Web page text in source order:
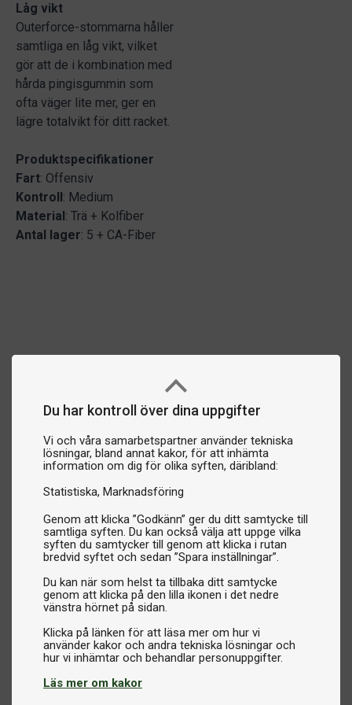
Du har kontroll över dina uppgifter
Vi och våra samarbetspartner använder tekniska
lösningar, bland annat kakor, för att inhämta
information om dig för olika syften, däribland:
Statistiska Marknadsföring
Genom att klicka ”Godkänn” ger du ditt samtycke till
samtliga syften. Du kan också välja att uppge vilka
syften du samtycker till genom att klicka i rutan
bredvid syftet och sedan ”Spara inställningar”.
Du kan när som helst ta tillbaka ditt samtycke
genom att klicka på den lilla ikonen i det nedre
vänstra hörnet på sidan.
Klicka på länken för att läsa mer om hur vi
använder kakor och andra tekniska lösningar och
Läs mer om kakor
Låg vikt
Outerforce-stommarna håller
samtliga en låg vikt, vilket
gör att de i kombination med
hårda pingisgummin som
ofta väger lite mer, ger en
lägre totalvikt för ditt racket.
Produktspecifikationer
Fart: Offensiv
Kontroll: Medium
Material: Trä + Kolfiber
Antal lager: 5 + CA-Fiber